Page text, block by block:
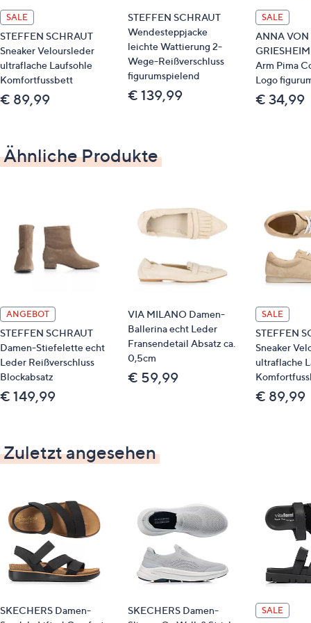
Veloursleder-Obermaterial mit Logo-
Applikation
durchgehendes Lederfutter
schaumstoffgepolsterte Innensohle
weiche Gummilaufsohle
Weite: G
Obermaterial: Leder (Rind)
Futter/Decksohle: Leder (Rind)
Laufsohle: TPR
SALE
STEFFEN SCHRAUT
Sneaker Veloursleder
ultraflache Laufsohle
Komfortfussbett
€ 89,99
STEFFEN SCHRAUT
Wendesteppjacke
leichte Wattierung 2-
Wege-Reißverschluss
figurumspielend
€ 139,99
SALE
ANNA VON
Arm Pima
Logo
€ 34,99
Ähnliche Produkte
ANGEBOT
STEFFEN SCHRAUT
Damen-Stiefelette echt
Leder Reißverschluss
Blockabsatz
€ 149,99
VIA MILANO Damen-
Ballerina echt Leder
Fransendetail Absatz ca.
0,5cm
€ 59,99
SALE
STEFFEN
Sneaker
ultraflache
€ 89,99
Zuletzt angesehen
SKECHERS Damen-
SKECHERS Damen-
SALE